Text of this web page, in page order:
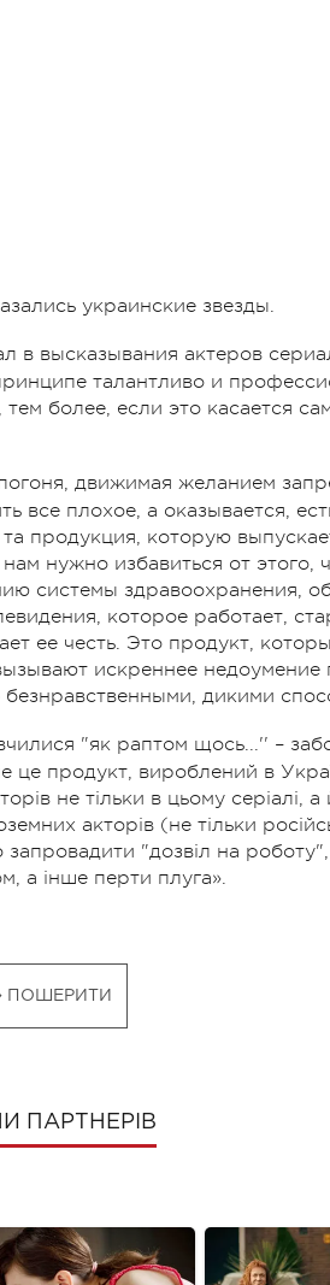
украинские звезды.
в высказывания актеров
талантливо и
более, если это касается
движимая желанием
все плохое, а оказывается,
продукция, которую
нам нужно избавиться от
системы здравоохранения,
которое работает,
ее честь. Это продукт,
искреннее недоумение
дикими
"як раптом щось...'' –
це продукт, вироблений в
не тільки в цьому серіалі, а
акторів (не тільки
"дозвіл на
а інше перти плуга».
ПОШЕРИТИ
ПАРТНЕРІВ